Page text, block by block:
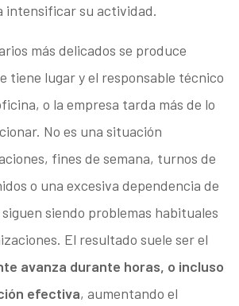
intensificar su actividad.
más delicados se produce
tiene lugar y el responsable técnico
o la empresa tarda más de lo
No es una situación
fines de semana, turnos de
o una excesiva dependencia de
siendo problemas habituales
El resultado suele ser el
avanza durante horas, o incluso
efectiva, aumentando el